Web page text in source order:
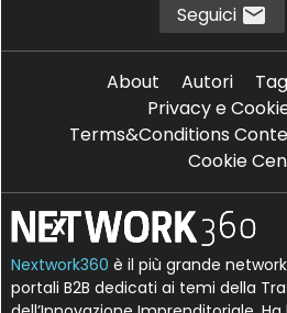
Seguici
About Autori
Privacy e
Terms&Conditions
Cookie
Nextwork360 è il più grande
portali B2B dedicati ai temi della